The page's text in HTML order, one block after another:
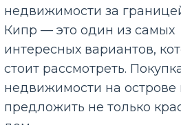
недвижимости за
Кипр — это один из самых
интересных вариантов,
стоит рассмотреть.
недвижимости на
предложить не только